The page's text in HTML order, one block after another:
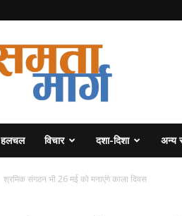
हलचल विचार दशा-दिशा अन्य
श्रमिक संगठन भी 26‌ मई को मनाएंगे काला दिवस